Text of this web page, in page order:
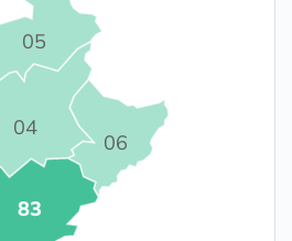
04
05
06
83